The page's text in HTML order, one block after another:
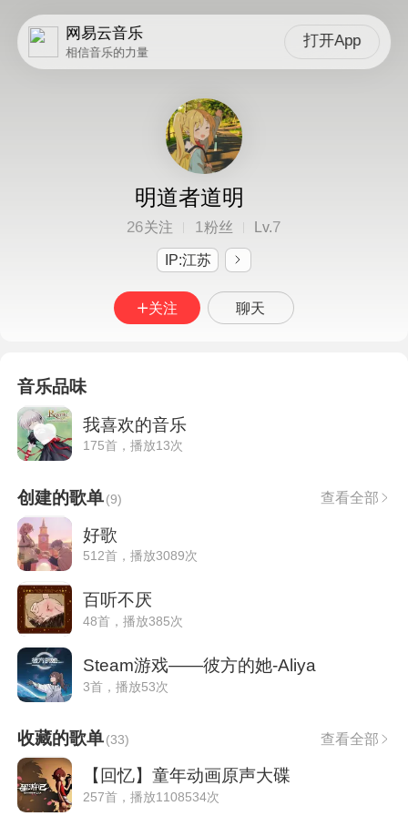
网易云音乐
相信音乐的力量
打开App
明道者道明
26关注 1粉丝 Lv.7
IP:江苏
关注 聊天
音乐品味
我喜欢的音乐
175首，播放13次
创建的歌单(9) 查看全部
好歌
512首，播放3089次
百听不厌
48首，播放385次
Steam游戏——彼方的她-Aliya
3首，播放53次
收藏的歌单(33) 查看全部
【回忆】童年动画原声大碟
257首，播放1108534次